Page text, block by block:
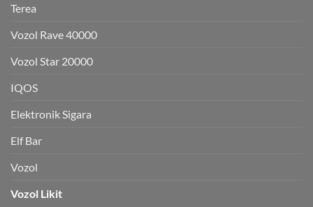
Terea
Vozol Rave 40000
Vozol Star 20000
IQOS
Elektronik Sigara
Elf Bar
Vozol
Vozol Likit